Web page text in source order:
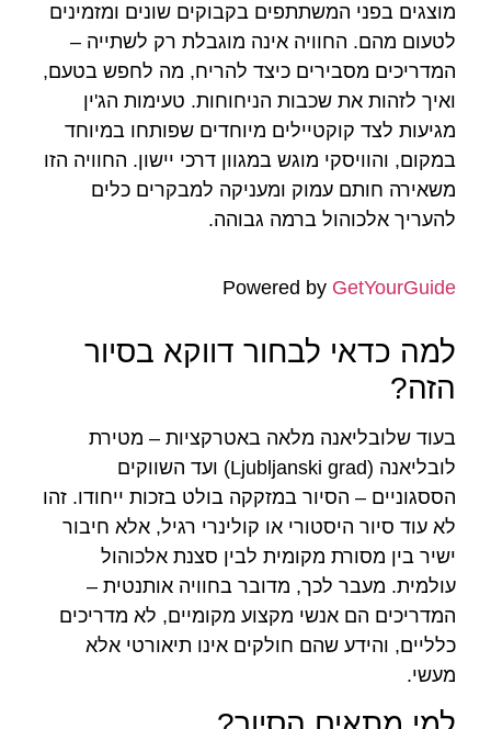
מוצגים בפני המשתתפים בקבוקים שונים ומזמינים
לטעום מהם. החוויה אינה מוגבלת רק לשתייה –
המדריכים מסבירים כיצד להריח, מה לחפש בטעם,
ואיך לזהות את שכבות הניחוחות. טעימות הג'ין
מגיעות לצד קוקטיילים מיוחדים שפותחו במיוחד
במקום, והוויסקי מוגש במגוון דרכי יישון. החוויה הזו
משאירה חותם עמוק ומעניקה למבקרים כלים
להעריך אלכוהול ברמה גבוהה.
Powered by GetYourGuide
למה כדאי לבחור דווקא בסיור
הזה?
בעוד שלובליאנה מלאה באטרקציות – מטירת
לובליאנה (Ljubljanski grad) ועד השווקים
הססגוניים – הסיור במזקקה בולט בזכות ייחודו. זהו
לא עוד סיור היסטורי או קולינרי רגיל, אלא חיבור
ישיר בין מסורת מקומית לבין סצנת אלכוהול
עולמית. מעבר לכך, מדובר בחוויה אותנטית –
המדריכים הם אנשי מקצוע מקומיים, לא מדריכים
כלליים, והידע שהם חולקים אינו תיאורטי אלא
מעשי.